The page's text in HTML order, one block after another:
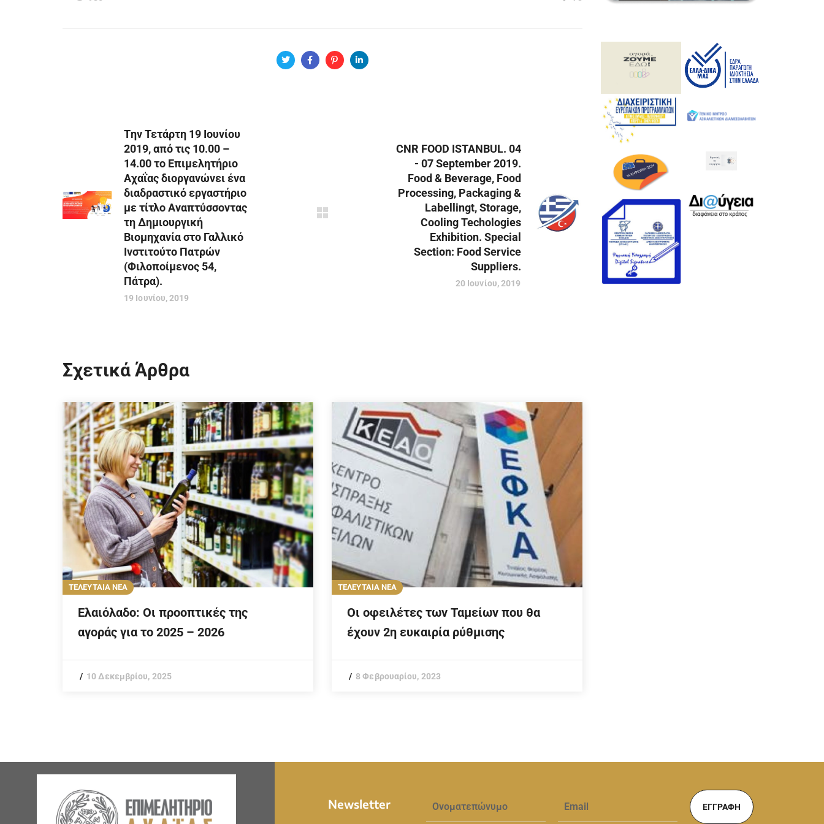
Tην Τετάρτη 19 Ιουνίου
2019, από τις 10.00 –
14.00 το Επιμελητήριο
Αχαΐας διοργανώνει ένα
διαδραστικό εργαστήριο
με τίτλο Αναπτύσσοντας
τη Δημιουργική
Βιομηχανία στο Γαλλικό
Ινστιτούτο Πατρών
(Φιλοποίμενος 54,
Πάτρα).
19 Ιουνίου, 2019
CNR FOOD ISTANBUL. 04
- 07 September 2019.
Food & Beverage, Food
Processing, Packaging &
Labellingt, Storage,
Cooling Techologies
Exhibition. Special
Section: Food Service
Suppliers.
20 Ιουνίου, 2019
Σχετικά Άρθρα
ΤΕΛΕΥΤΑΙΑ ΝΕΑ
Ελαιόλαδο: Οι προοπτικές της
αγοράς για το 2025 – 2026
10 Δεκεμβρίου, 2025
ΤΕΛΕΥΤΑΙΑ ΝΕΑ
Οι οφειλέτες των Ταμείων που θα
έχουν 2η ευκαιρία ρύθμισης
8 Φεβρουαρίου, 2023
Newsletter ΕΓΓΡΑΦΉ